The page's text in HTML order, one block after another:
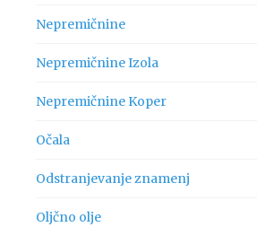
Nepremičnine
Nepremičnine Izola
Nepremičnine Koper
Očala
Odstranjevanje znamenj
Oljčno olje